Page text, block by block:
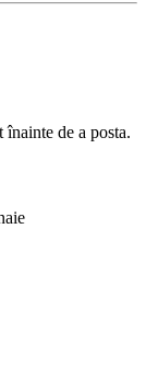
de a posta.